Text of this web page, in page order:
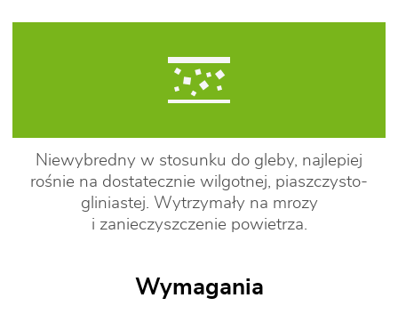
Niewybredny w stosunku do gleby, najlepiej
rośnie na dostatecznie wilgotnej, piaszczysto-
gliniastej. Wytrzymały na mrozy
i zanieczyszczenie powietrza.
Wymagania